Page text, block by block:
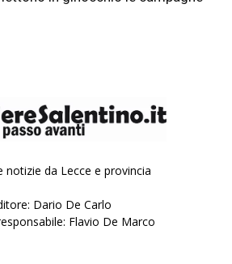
notizie da Lecce e provincia
Dario De Carlo
Flavio De Marco